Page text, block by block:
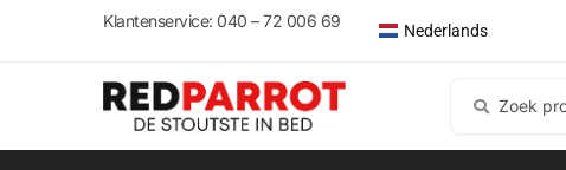
Klantenservice: 040 – 72 006 69 Nederlands
Español